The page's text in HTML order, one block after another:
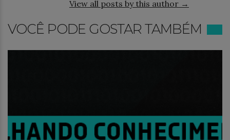
View all posts by this author →
VOCÊ PODE GOSTAR TAMBÉM